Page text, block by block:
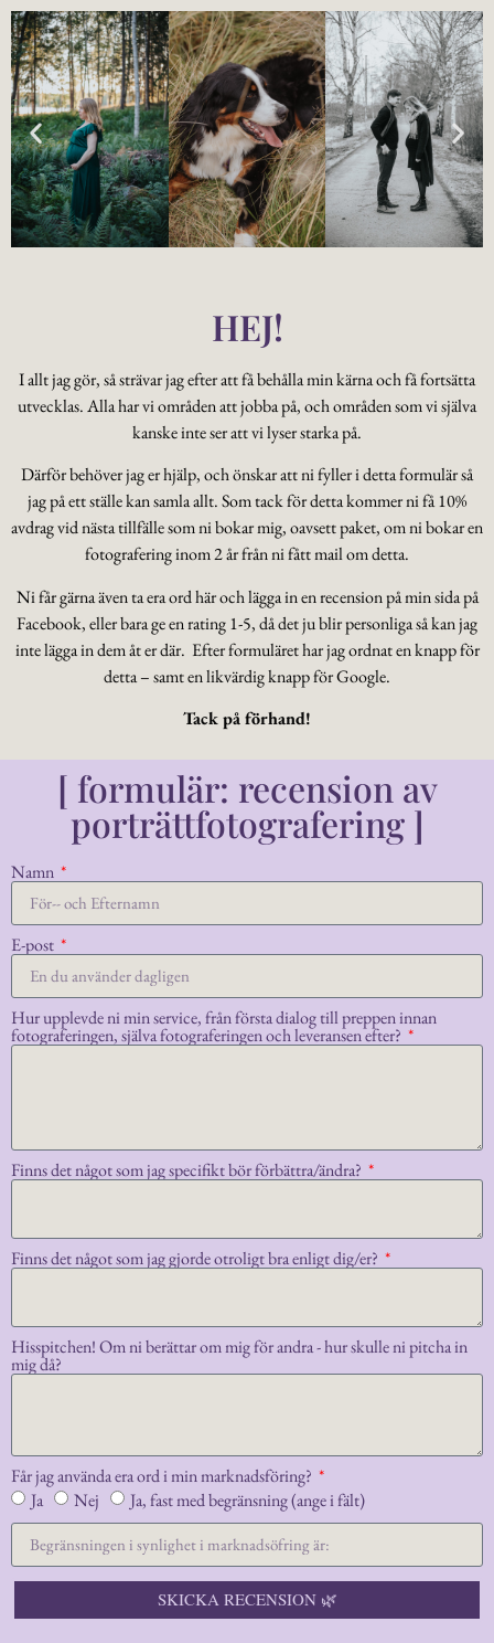
HEJ!
I allt jag gör, så strävar jag efter att få behålla min kärna och få fortsätta
utvecklas. Alla har vi områden att jobba på, och områden som vi själva
kanske inte ser att vi lyser starka på.
Därför behöver jag er hjälp, och önskar att ni fyller i detta formulär så
jag på ett ställe kan samla allt. Som tack för detta kommer ni få 10%
avdrag vid nästa tillfälle som ni bokar mig, oavsett paket, om ni bokar en
fotografering inom 2 år från ni fått mail om detta.
Ni får gärna även ta era ord här och lägga in en recension på min sida på
Facebook, eller bara ge en rating 1-5, då det ju blir personliga så kan jag
inte lägga in dem åt er där. Efter formuläret har jag ordnat en knapp för
detta – samt en likvärdig knapp för Google.
Tack på förhand!
[ formulär: recension av
porträttfotografering ]
Namn
E-post
Hur upplevde ni min service, från första dialog till preppen innan
fotograferingen, själva fotograferingen och leveransen efter?
Finns det något som jag specifikt bör förbättra/ändra?
Finns det något som jag gjorde otroligt bra enligt dig/er?
Hisspitchen! Om ni berättar om mig för andra - hur skulle ni pitcha in
mig då?
Får jag använda era ord i min marknadsföring?
Ja
Nej Ja, fast med begränsning (ange i fält)
SKICKA RECENSION 🌿